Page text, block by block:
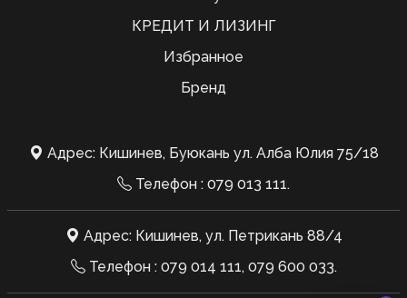
КРЕДИТ И ЛИЗИНГ
Избранное
Бренд
Адрес: Кишинев, Буюкань ул. Алба Юлия 75/18
Телефон : 079 013 111.
Адрес: Кишинев, ул. Петрикань 88/4
Телефон : 079 014 111, 079 600 033.